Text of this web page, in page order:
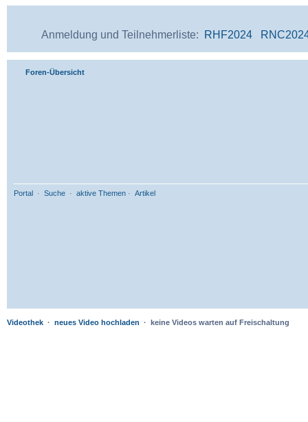
Anmeldung und Teilnehmerliste: RHF2024
Foren-Übersicht
Portal · Suche · aktive Themen · Artikel
Videothek · neues Video hochladen · keine Videos warten auf Freischaltung